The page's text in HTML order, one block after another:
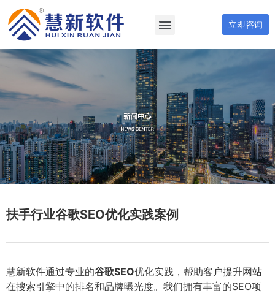
立即咨询
扶手行业谷歌SEO优化实践案例
慧新软件通过专业的谷歌SEO优化实践，帮助客户提升网站
在搜索引擎中的排名和品牌曝光度。我们拥有丰富的SEO项